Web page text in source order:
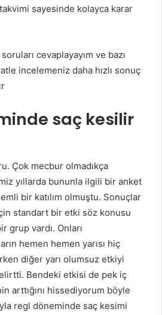
sayesinde kolayca karar
cevaplayayım ve bazı
incelemeniz daha hızlı sonuç
saç kesilir
Çok mecbur olmadıkça
yıllarda bununla ilgili bir anket
bir katılım olmuştu. Sonuçlar
standart bir etki söz konusu
grup vardı. Onları
hemen hemen yarısı hiç
diğer yarı olumsuz etkiyi
Bendeki etkisi de pek iç
arttığını hissediyorum böyle
regl döneminde saç kesimi